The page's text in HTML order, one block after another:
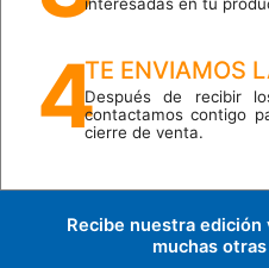
4TE ENVIAMOS
Después de recibir
contactamos contigo
cierre de venta.
Recibe nuestra
muchas